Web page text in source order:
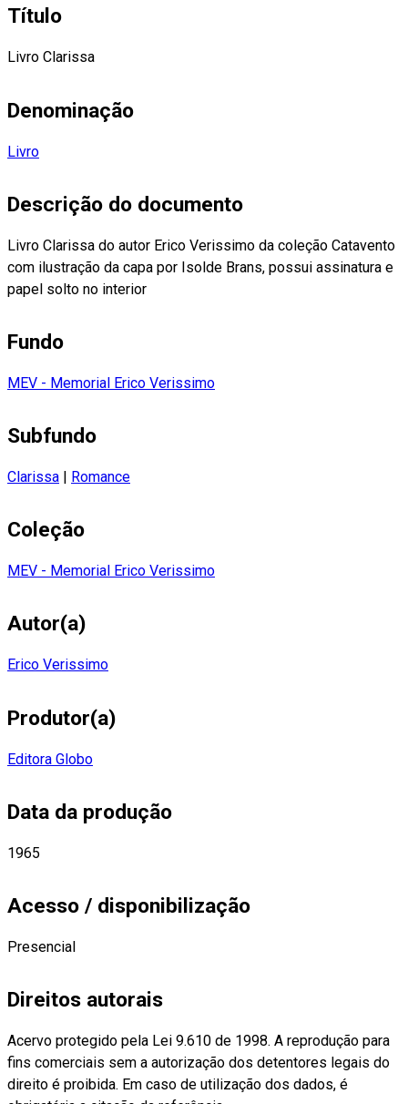
Título
Livro Clarissa
Denominação
Livro
Descrição do documento
Livro Clarissa do autor Erico Verissimo da coleção Catavento
com ilustração da capa por Isolde Brans, possui assinatura e
papel solto no interior
Fundo
MEV - Memorial Erico Verissimo
Subfundo
Clarissa | Romance
Coleção
MEV - Memorial Erico Verissimo
Autor(a)
Erico Verissimo
Produtor(a)
Editora Globo
Data da produção
1965
Acesso / disponibilização
Presencial
Direitos autorais
Acervo protegido pela Lei 9.610 de 1998. A reprodução para
fins comerciais sem a autorização dos detentores legais do
direito é proibida. Em caso de utilização dos dados, é